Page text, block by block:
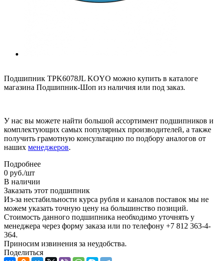
Подшипник TPK6078JL KOYO можно купить в каталоге
магазина Подшипник-Шоп из наличия или под заказ.
У нас вы можете найти большой ассортимент подшипников и
комплектующих самых популярных производителей, а также
получить грамотную консультацию по подбору аналогов от
наших менеджеров.
Подробнее
0 руб./шт
В наличии
Заказать этот подшипник
Из-за нестабильности курса рубля и каналов поставок мы не
можем указать точную цену на большинство позиций.
Стоимость данного подшипника необходимо уточнять у
менеджера через форму заказа или по телефону +7 812 363-4-
364.
Приносим извинения за неудобства.
Поделиться